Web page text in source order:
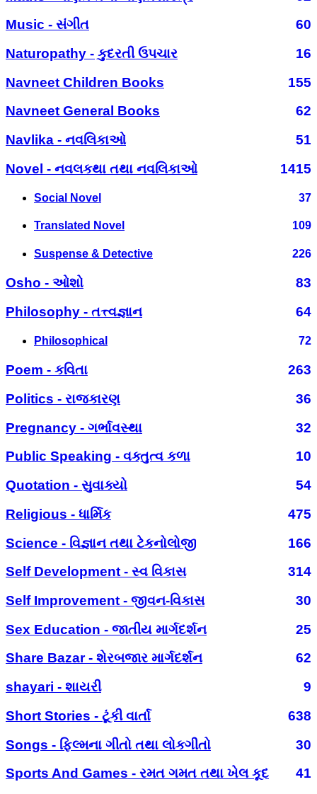
Music - સંગીત
60
Naturopathy - કુદરતી ઉપચાર
16
Navneet Children Books
155
Navneet General Books
62
Navlika - નવલિકાઓ
51
Novel - નવલકથા તથા નવલિકાઓ
1415
Social Novel 37
Translated Novel 109
Suspense & Detective 226
Osho - ઓશો
83
Philosophy - તત્ત્વજ્ઞાન
64
Philosophical 72
Poem - કવિતા
263
Politics - રાજકારણ
36
Pregnancy - ગર્ભાવસ્થા
32
Public Speaking - વક્તુત્વ કળા
10
Quotation - સુવાક્યો
54
Religious - ધાર્મિક
475
Science - વિજ્ઞાન તથા ટેકનોલોજી
166
Self Development - સ્વ વિકાસ
314
Self Improvement - જીવન-વિકાસ
30
Sex Education - જાતીય માર્ગદર્શન
25
Share Bazar - શેરબજાર માર્ગદર્શન
62
shayari - શાયરી
9
Short Stories - ટૂંકી વાર્તા
638
Songs - ફિલ્મના ગીતો તથા લોકગીતો
30
Sports And Games - રમત ગમત તથા ખેલ કૂદ
41